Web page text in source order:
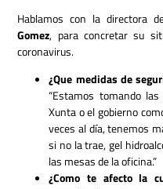
Hablamos con la directora
Gomez, para concretar su
coronavirus.
¿Que medidas de
“Estamos tomando
Xunta o el gobierno
veces al día, tenemos
si no la trae, gel
las mesas de la oficina.”
¿Como te afecto la